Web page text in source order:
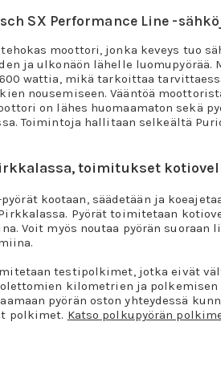
SX Performance Line -
moottori, jonka keveys tuo
ja ulkonäön lähelle luomupyörää.
wattia, mikä tarkoittaa
nousemiseen. Vääntöä
on lähes huomaamaton sekä
Toimintoja hallitaan selkeältä
toimitukset
kootaan, säädetään ja
Pyörät toimitetaan
Voit myös noutaa pyörän suoraan
testipolkimet, jotka eivät
kilometrien ja polkemisen
pyörän oston yhteydessä
polkimet. Katso polkupyörän